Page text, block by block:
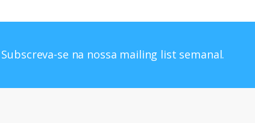
Subscreva-se na nossa mailing list semanal.